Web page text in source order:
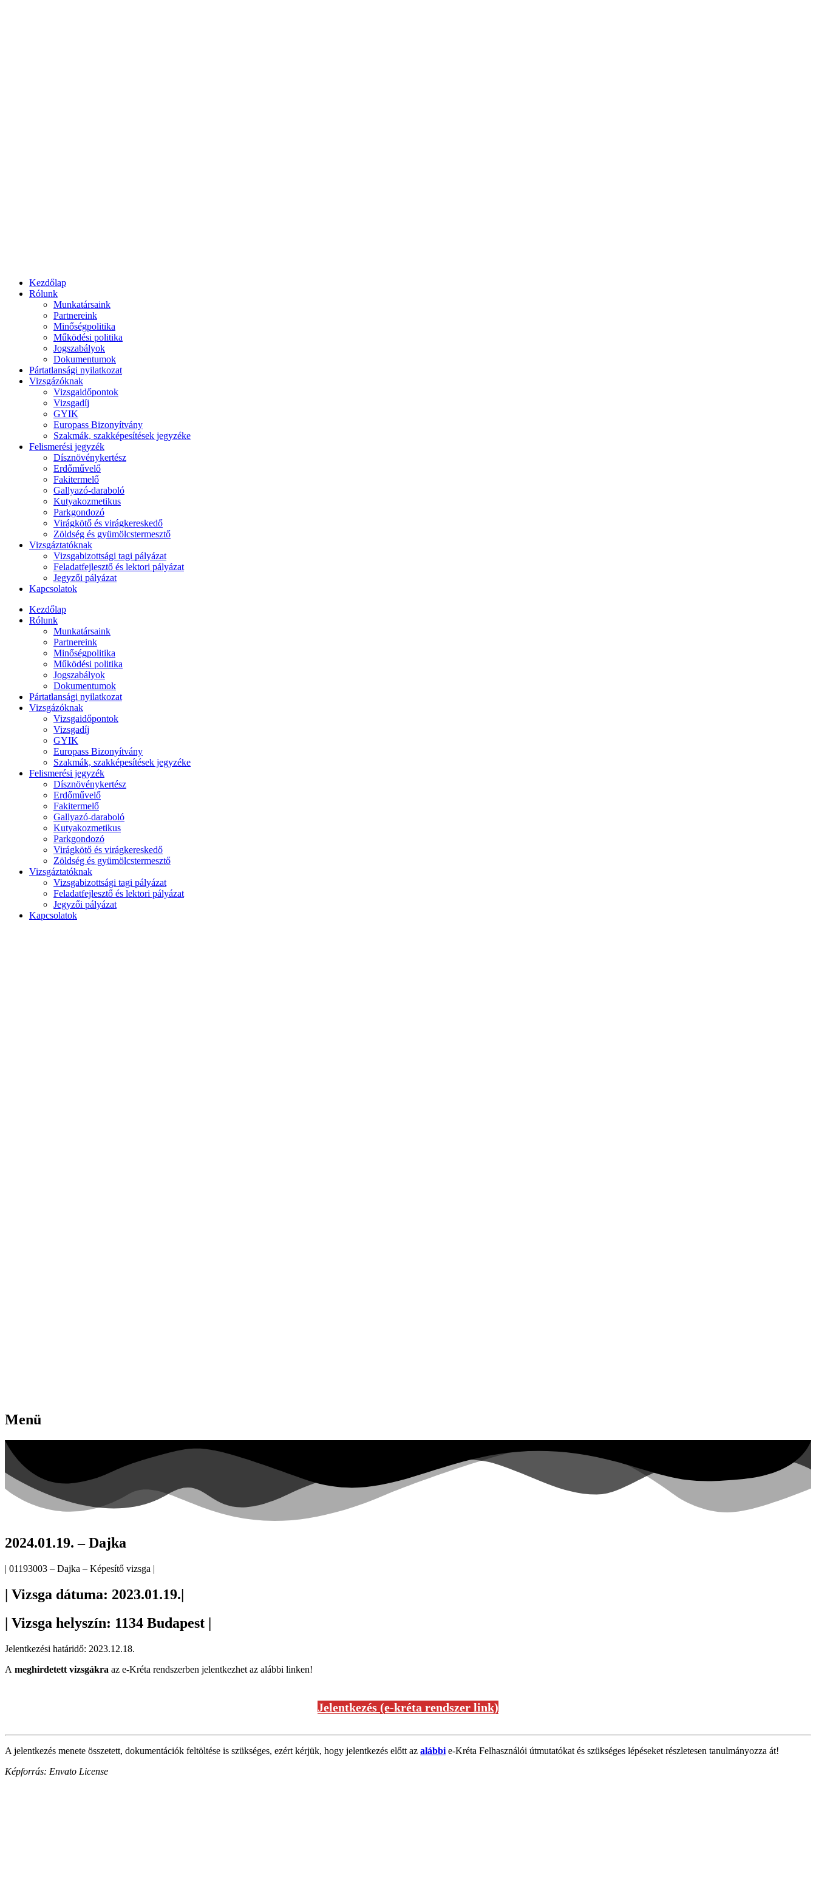
Kezdőlap
Rólunk
Munkatársaink
Partnereink
Minőségpolitika
Működési politika
Jogszabályok
Dokumentumok
Pártatlansági nyilatkozat
Vizsgázóknak
Vizsgaidőpontok
Vizsgadíj
GYIK
Europass Bizonyítvány
Szakmák, szakképesítések jegyzéke
Felismerési jegyzék
Dísznövénykertész
Erdőművelő
Fakitermelő
Gallyazó-daraboló
Kutyakozmetikus
Parkgondozó
Virágkötő és virágkereskedő
Zöldség és gyümölcstermesztő
Vizsgáztatóknak
Vizsgabizottsági tagi pályázat
Feladatfejlesztő és lektori pályázat
Jegyzői pályázat
Kapcsolatok
Kezdőlap
Rólunk
Munkatársaink
Partnereink
Minőségpolitika
Működési politika
Jogszabályok
Dokumentumok
Pártatlansági nyilatkozat
Vizsgázóknak
Vizsgaidőpontok
Vizsgadíj
GYIK
Europass Bizonyítvány
Szakmák, szakképesítések jegyzéke
Felismerési jegyzék
Dísznövénykertész
Erdőművelő
Fakitermelő
Gallyazó-daraboló
Kutyakozmetikus
Parkgondozó
Virágkötő és virágkereskedő
Zöldség és gyümölcstermesztő
Vizsgáztatóknak
Vizsgabizottsági tagi pályázat
Feladatfejlesztő és lektori pályázat
Jegyzői pályázat
Kapcsolatok
Menü
2024.01.19. – Dajka
| 01193003 – Dajka – Képesítő vizsga |
| Vizsga dátuma: 2023.01.19.|
| Vizsga helyszín: 1134 Budapest |
Jelentkezési határidő: 2023.12.18.
A meghirdetett vizsgákra az e-Kréta rendszerben jelentkezhet az alábbi linken!
Jelentkezés (e-kréta rendszer link)
A jelentkezés menete összetett, dokumentációk feltöltése is szükséges, ezért kérjük, hogy jelentkezés előtt az alábbi e-Kréta Felhasználói útmutatókat és szükséges lépéseket részletesen tanulmányozza át!
Képforrás: Envato License